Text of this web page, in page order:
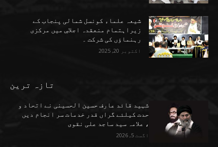
شیعہ علماء کونسل شمالی پنجاب کے
زیراہتمام منعقدہ اجلاسِ میں مرکزی
رہنماؤں کی شرکت ۔
اکتوبر 20, 2025
تازہ ترین
شہید قائد عارف حسین الحسینی نے اتحاد و
حدت کیلئے گراں قدر خدمات سر انجام دیں
، علامہ سید ساجد علی نقوی
اگست 5, 2026